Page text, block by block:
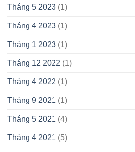
Tháng 5 2023 (1)
Tháng 4 2023 (1)
Tháng 1 2023 (1)
Tháng 12 2022 (1)
Tháng 4 2022 (1)
Tháng 9 2021 (1)
Tháng 5 2021 (4)
Tháng 4 2021 (5)